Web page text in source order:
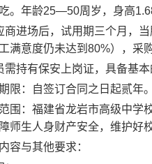
。年龄25—50周岁，身高
商进场后，试用期三个月，
满意度仍未达到 80%），采
需持有保安上岗证，具备基
限 ： 自签订合同之日起贰年。
围 ： 福建省龙岩市高级中学
师生人身财产安全，维护好
容与其他要求：